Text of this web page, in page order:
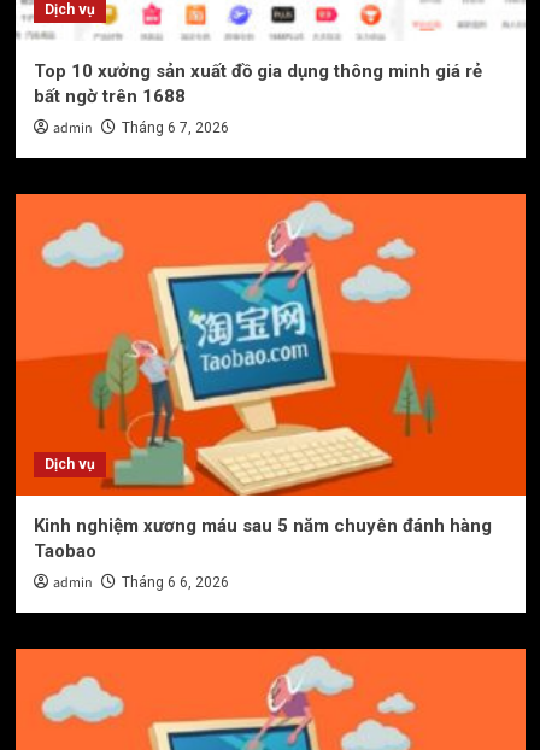
Dịch vụ
Top 10 xưởng sản xuất đồ gia dụng thông minh giá rẻ
bất ngờ trên 1688
admin Tháng 6 7, 2026
Dịch vụ
Kinh nghiệm xương máu sau 5 năm chuyên đánh hàng
Taobao
admin Tháng 6 6, 2026